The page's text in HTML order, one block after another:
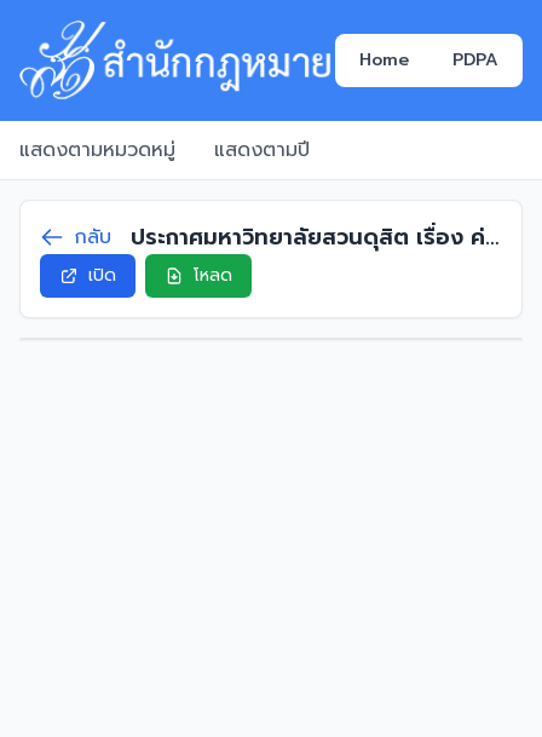
Home PDPA
แสดงตามหมวดหมู่ แสดงตามปี
กลับ
ประกาศมหาวิทยาลัยสวนดุสิต เรื่อง ค่า
ใช้จ่ายอื่นของกองทุนสวัสดิการและสิทธิ
ประโยชน์ของพนักงานมหาวิทยาลัย
เปิด โหลด